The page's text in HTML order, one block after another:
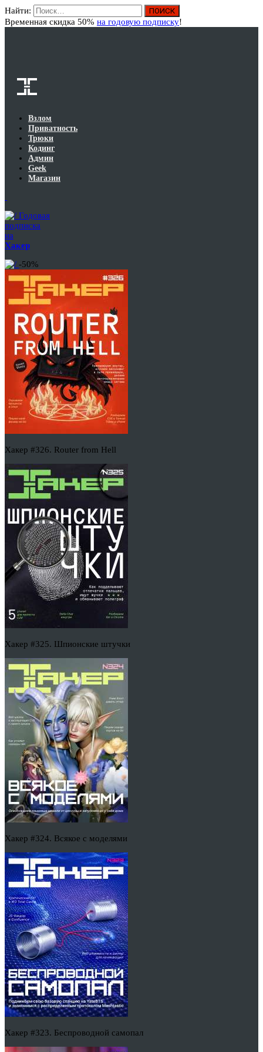
Найти:
Временная скидка 50% на годовую подписку!
Взлом
Приватность
Трюки
Кодинг
Админ
Geek
Магазин
Годовая
подписка
на
Хакер
-50%
Хакер #326. Router from Hell
Хакер #325. Шпионские штучки
Хакер #324. Всякое с моделями
Хакер #323. Беспроводной самопал